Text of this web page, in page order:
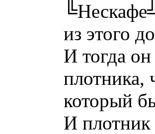
из этого
И тогда
плотника,
который
И плотник